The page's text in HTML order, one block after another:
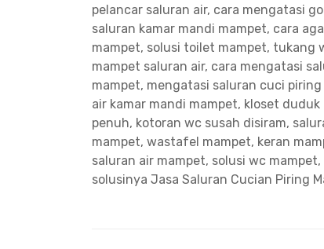
pelancar saluran air, cara mengatasi
saluran kamar mandi mampet, cara
mampet, solusi toilet mampet, tukang
mampet saluran air, cara mengatasi
mampet, mengatasi saluran cuci
air kamar mandi mampet, kloset
penuh, kotoran wc susah disiram,
mampet, wastafel mampet, keran
saluran air mampet, solusi wc
solusinya Jasa Saluran Cucian Piring